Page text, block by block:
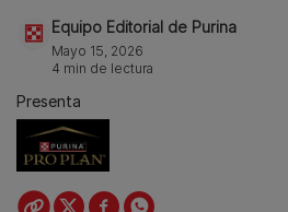
Equipo Editorial de Purina
Mayo 15, 2026
4 min de lectura
Presenta